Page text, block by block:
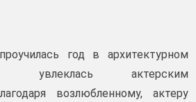
год в архитектурном
увлеклась актерским
возлюбленному, актеру